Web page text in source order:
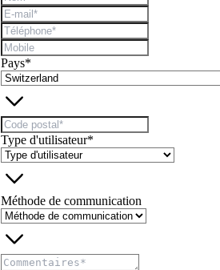
Pays*
Type d'utilisateur*
Méthode de communication